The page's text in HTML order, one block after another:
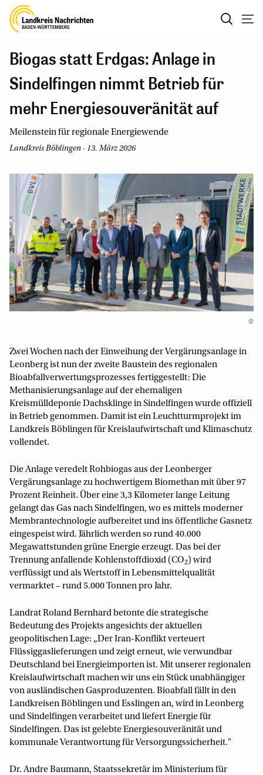
Biogas statt Erdgas: Anlage in
Sindelfingen nimmt Betrieb für
mehr Energiesouveränität auf
Meilenstein für regionale Energiewende
Landkreis Böblingen · 13. März 2026
©
Zwei Wochen nach der Einweihung der Vergärungsanlage in
Leonberg ist nun der zweite Baustein des regionalen
Bioabfallverwertungsprozesses fertiggestellt: Die
Methanisierungsanlage auf der ehemaligen
Kreismülldeponie Dachsklinge in Sindelfingen wurde offiziell
in Betrieb genommen. Damit ist ein Leuchtturmprojekt im
Landkreis Böblingen für Kreislaufwirtschaft und Klimaschutz
vollendet.
Die Anlage veredelt Rohbiogas aus der Leonberger
Vergärungsanlage zu hochwertigem Biomethan mit über 97
Prozent Reinheit. Über eine 3,3 Kilometer lange Leitung
gelangt das Gas nach Sindelfingen, wo es mittels moderner
Membrantechnologie aufbereitet und ins öffentliche Gasnetz
eingespeist wird. Jährlich werden so rund 40.000
Megawattstunden grüne Energie erzeugt. Das bei der
Trennung anfallende Kohlenstoffdioxid (CO2) wird
verflüssigt und als Wertstoff in Lebensmittelqualität
vermarktet – rund 5.000 Tonnen pro Jahr.
Landrat Roland Bernhard betonte die strategische
Bedeutung des Projekts angesichts der aktuellen
geopolitischen Lage: „Der Iran-Konflikt verteuert
Flüssiggaslieferungen und zeigt erneut, wie verwundbar
Deutschland bei Energieimporten ist. Mit unserer regionalen
Kreislaufwirtschaft machen wir uns ein Stück unabhängiger
von ausländischen Gasproduzenten. Bioabfall fällt in den
Landkreisen Böblingen und Esslingen an, wird in Leonberg
und Sindelfingen verarbeitet und liefert Energie für
Sindelfingen. Das ist gelebte Energiesouveränität und
kommunale Verantwortung für Versorgungssicherheit."
Dr. Andre Baumann, Staatssekretär im Ministerium für